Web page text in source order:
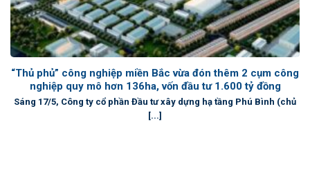
“Thủ phủ” công nghiệp miền Bắc vừa đón thêm 2 cụm công
nghiệp quy mô hơn 136ha, vốn đầu tư 1.600 tỷ đồng
Sáng 17/5, Công ty cổ phần Đầu tư xây dựng hạ tầng Phú Bình (chủ
[...]